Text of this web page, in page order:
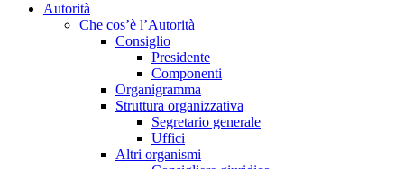
Autorità
Che cos’è l’Autorità
Consiglio
Presidente
Componenti
Organigramma
Struttura organizzativa
Segretario generale
Uffici
Altri organismi